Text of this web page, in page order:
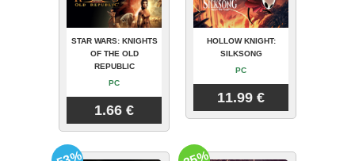
STAR WARS: KNIGHTS
OF THE OLD
REPUBLIC
PC
1.66 €
HOLLOW KNIGHT:
SILKSONG
PC
11.99 €